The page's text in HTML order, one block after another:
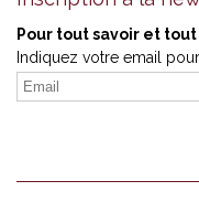
Pour tout savoir et
Indiquez votre email